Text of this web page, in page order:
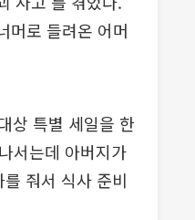
머로 들려온 어머
상 특별 세일을 한
서는데 아버지가
줘서 식사 준비